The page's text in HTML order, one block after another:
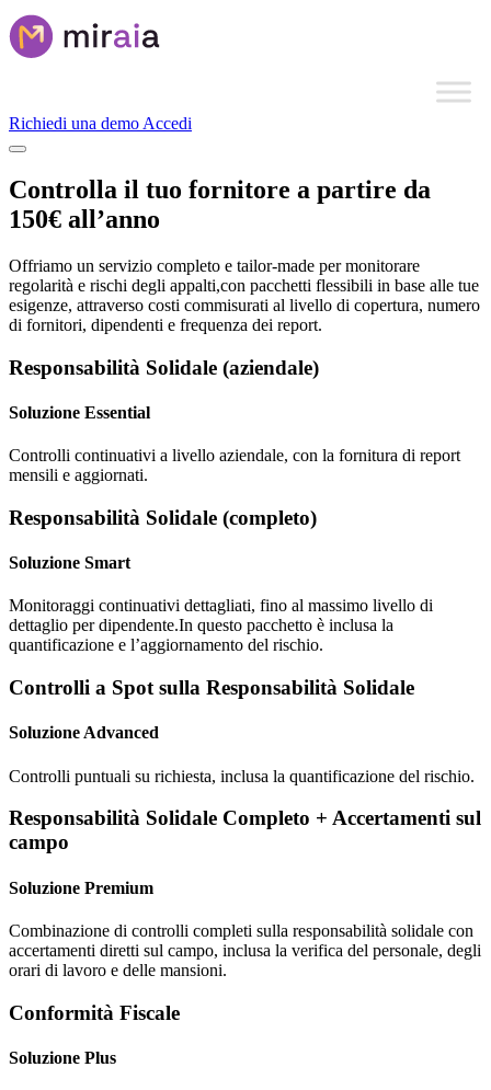
Richiedi una demo Accedi
Controlla il tuo fornitore a partire da
150€ all’anno
Offriamo un servizio completo e tailor-made per monitorare
regolarità e rischi degli appalti,con pacchetti flessibili in base alle tue
esigenze, attraverso costi commisurati al livello di copertura, numero
di fornitori, dipendenti e frequenza dei report.
Responsabilità Solidale (aziendale)
Soluzione Essential
Controlli continuativi a livello aziendale, con la fornitura di report
mensili e aggiornati.
Responsabilità Solidale (completo)
Soluzione Smart
Monitoraggi continuativi dettagliati, fino al massimo livello di
dettaglio per dipendente.In questo pacchetto è inclusa la
quantificazione e l’aggiornamento del rischio.
Controlli a Spot sulla Responsabilità Solidale
Soluzione Advanced
Controlli puntuali su richiesta, inclusa la quantificazione del rischio.
Responsabilità Solidale Completo + Accertamenti sul
campo
Soluzione Premium
Combinazione di controlli completi sulla responsabilità solidale con
accertamenti diretti sul campo, inclusa la verifica del personale, degli
orari di lavoro e delle mansioni.
Conformità Fiscale
Soluzione Plus